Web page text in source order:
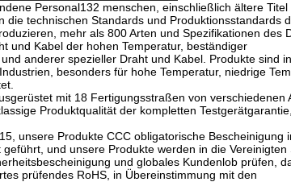
Personal132 menschen, einschließlich ältere Titel
technischen Standards und Produktionsstandards
mehr als 800 Arten und Spezifikationen des
und Kabel der hohen Temperatur, beständiger
anderer spezieller Draht und Kabel. Produkte sind
besonders für hohe Temperatur, niedrige
mit 18 Fertigungsstraßen von verschiedenen
Produktqualität der kompletten
unsere Produkte CCC obligatorische Bescheinigung
und unsere Produkte werden in die Vereinigten
und globales Kundenlob prüfen,
prüfendes RoHS, in Übereinstimmung mit den